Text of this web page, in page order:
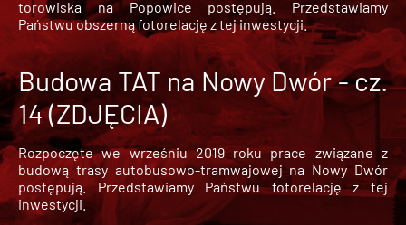
torowiska na Popowice
postępują. Przedstawiamy
Państwu obszerną fotorelację z tej inwestycji.
Budowa TAT na Nowy Dwór - cz.
14 (ZDJĘCIA)
Rozpoczęte we wrześniu 2019 roku prace związane z
budową trasy autobusowo-tramwajowej na Nowy Dwór
postępują. Przedstawiamy Państwu fotorelację z tej
inwestycji.